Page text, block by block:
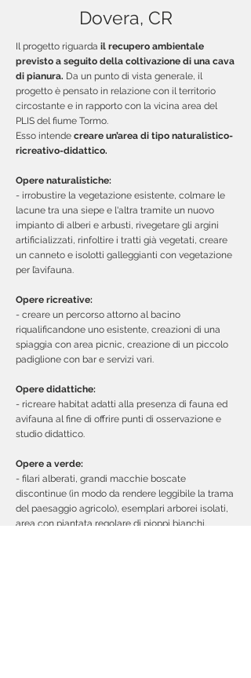
Dovera, CR
Il progetto riguarda il recupero ambientale
previsto a seguito della coltivazione di una cava
di pianura. Da un punto di vista generale, il
progetto è pensato in relazione con il territorio
circostante e in rapporto con la vicina area del
PLIS del fiume Tormo.
Esso intende creare un’area di tipo naturalistico-
ricreativo-didattico.
Opere naturalistiche:
- irrobustire la vegetazione esistente, colmare le
lacune tra una siepe e l'altra tramite un nuovo
impianto di alberi e arbusti, rivegetare gli argini
artificializzati, rinfoltire i tratti già vegetati, creare
un canneto e isolotti galleggianti con vegetazione
per l’avifauna.
Opere ricreative:
- creare un percorso attorno al bacino
riqualificandone uno esistente, creazioni di una
spiaggia con area picnic, creazione di un piccolo
padiglione con bar e servizi vari.
Opere didattiche:
- ricreare habitat adatti alla presenza di fauna ed
avifauna al fine di offrire punti di osservazione e
studio didattico.
Opere a verde:
- filari alberati, grandi macchie boscate
discontinue (in modo da rendere leggibile la trama
del paesaggio agricolo), esemplari arborei isolati,
area con piantata regolare di pioppi bianchi.